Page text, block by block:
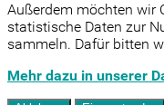
Außerdem möchten wir
statistische Daten zur
sammeln. Dafür bitten
Mehr dazu in unserer